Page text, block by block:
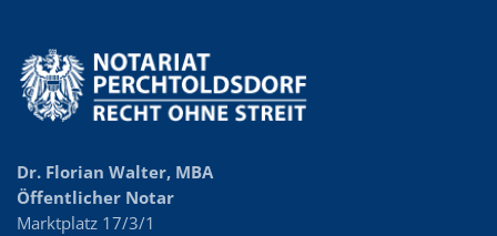
Dr. Florian Walter, MBA
Öffentlicher Notar
Marktplatz 17/3/1